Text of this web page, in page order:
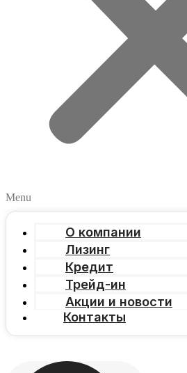
Menu
О компании
Лизинг
Кредит
Трейд-ин
Акции и новости
Контакты